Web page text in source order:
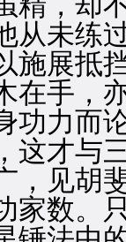
从未练
施展抵
在手，
功力而
这才与
，见胡
家数。